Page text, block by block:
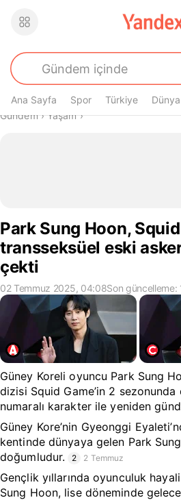
Ana Sayfa Spor Türkiye Dünya
Buradasın
Gündem› Yaşam›
Park Sung Hoon,
transseksüel eski
çekti
02 Temmuz 2025, 04:08Son
Güney Koreli oyuncu Park Sung
dizisi Squid Game’in 2 sezonunda
numaralı karakter ile yeniden
Güney Kore’nin Gyeonggi
kentinde dünyaya gelen Park
doğumludur.
2 2 Temmuz
Gençlik yıllarında oyunculuk
Sung Hoon, lise döneminde